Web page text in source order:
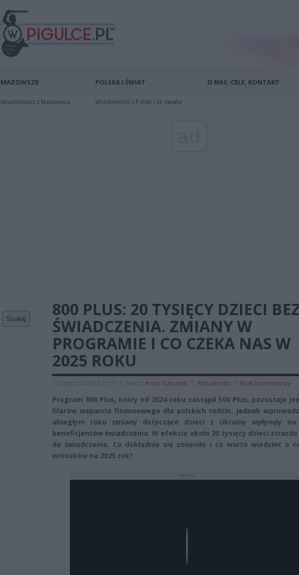
MAZOWSZE
Wiadomości z Mazowsza
POLSKA I ŚWIAT
Wiadomości z Polski i ze świata
O NAS, CELE, KONTAKT
Szukaj
800 PLUS: 20 TYSIĘCY DZIECI
ŚWIADCZENIA. ZMIANY W
PROGRAMIE I CO CZEKA NAS W
2025 ROKU
13 stycznia 2025 21:51 | Autor: Anna Szkutnik | Aktualności | Brak komentarzy
Program 800 Plus, który od 2024 roku zastąpił 500 Plus, pozostaje
filarów wsparcia finansowego dla polskich rodzin. Jednak
ubiegłym roku zmiany dotyczące dzieci z Ukrainy wpłynęły
beneficjentów świadczenia. W efekcie około 20 tysięcy dzieci
do świadczenia. Co dokładnie się zmieniło i co warto wiedzieć o
wniosków na 2025 rok?